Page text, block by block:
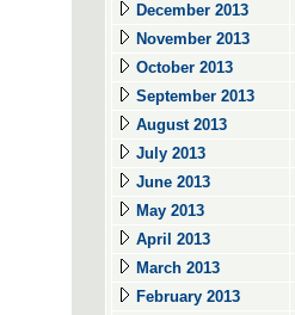
December 2013
November 2013
October 2013
September 2013
August 2013
July 2013
June 2013
May 2013
April 2013
March 2013
February 2013